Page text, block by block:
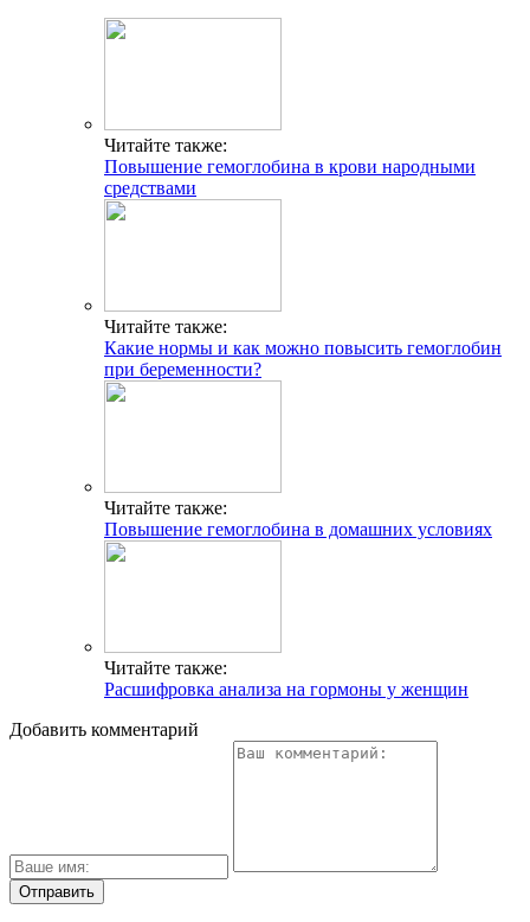
Читайте также:
Повышение гемоглобина в крови народными
средствами
Читайте также:
Какие нормы и как можно повысить гемоглобин
при беременности?
Читайте также:
Повышение гемоглобина в домашних условиях
Читайте также:
Расшифровка анализа на гормоны у женщин
Добавить комментарий